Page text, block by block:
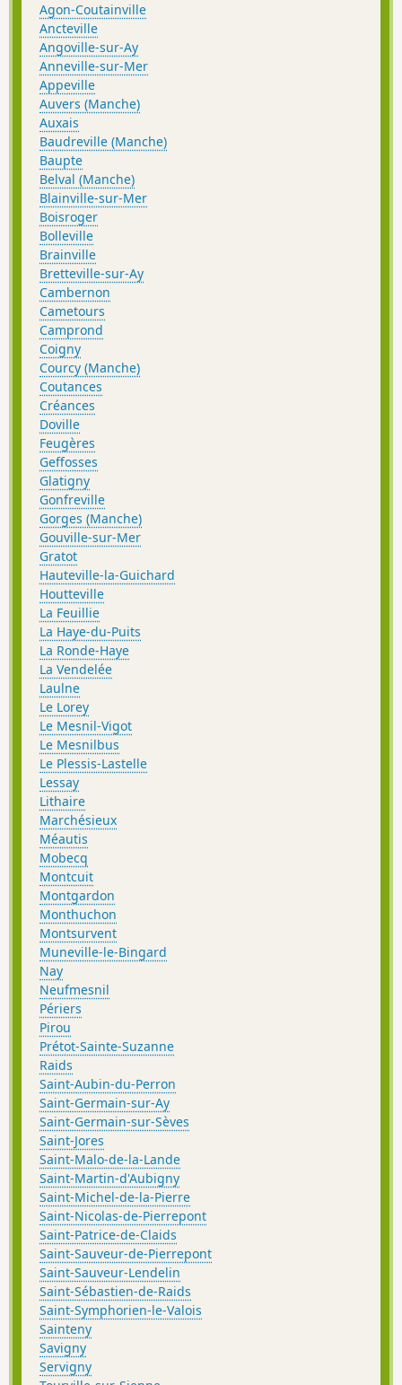
Agon-Coutainville
Ancteville
Angoville-sur-Ay
Anneville-sur-Mer
Appeville
Auvers (Manche)
Auxais
Baudreville (Manche)
Baupte
Belval (Manche)
Blainville-sur-Mer
Boisroger
Bolleville
Brainville
Bretteville-sur-Ay
Cambernon
Cametours
Camprond
Coigny
Courcy (Manche)
Coutances
Créances
Doville
Feugères
Geffosses
Glatigny
Gonfreville
Gorges (Manche)
Gouville-sur-Mer
Gratot
Hauteville-la-Guichard
Houtteville
La Feuillie
La Haye-du-Puits
La Ronde-Haye
La Vendelée
Laulne
Le Lorey
Le Mesnil-Vigot
Le Mesnilbus
Le Plessis-Lastelle
Lessay
Lithaire
Marchésieux
Méautis
Mobecq
Montcuit
Montgardon
Monthuchon
Montsurvent
Muneville-le-Bingard
Nay
Neufmesnil
Périers
Pirou
Prétot-Sainte-Suzanne
Raids
Saint-Aubin-du-Perron
Saint-Germain-sur-Ay
Saint-Germain-sur-Sèves
Saint-Jores
Saint-Malo-de-la-Lande
Saint-Martin-d'Aubigny
Saint-Michel-de-la-Pierre
Saint-Nicolas-de-Pierrepont
Saint-Patrice-de-Claids
Saint-Sauveur-de-Pierrepont
Saint-Sauveur-Lendelin
Saint-Sébastien-de-Raids
Saint-Symphorien-le-Valois
Sainteny
Savigny
Servigny